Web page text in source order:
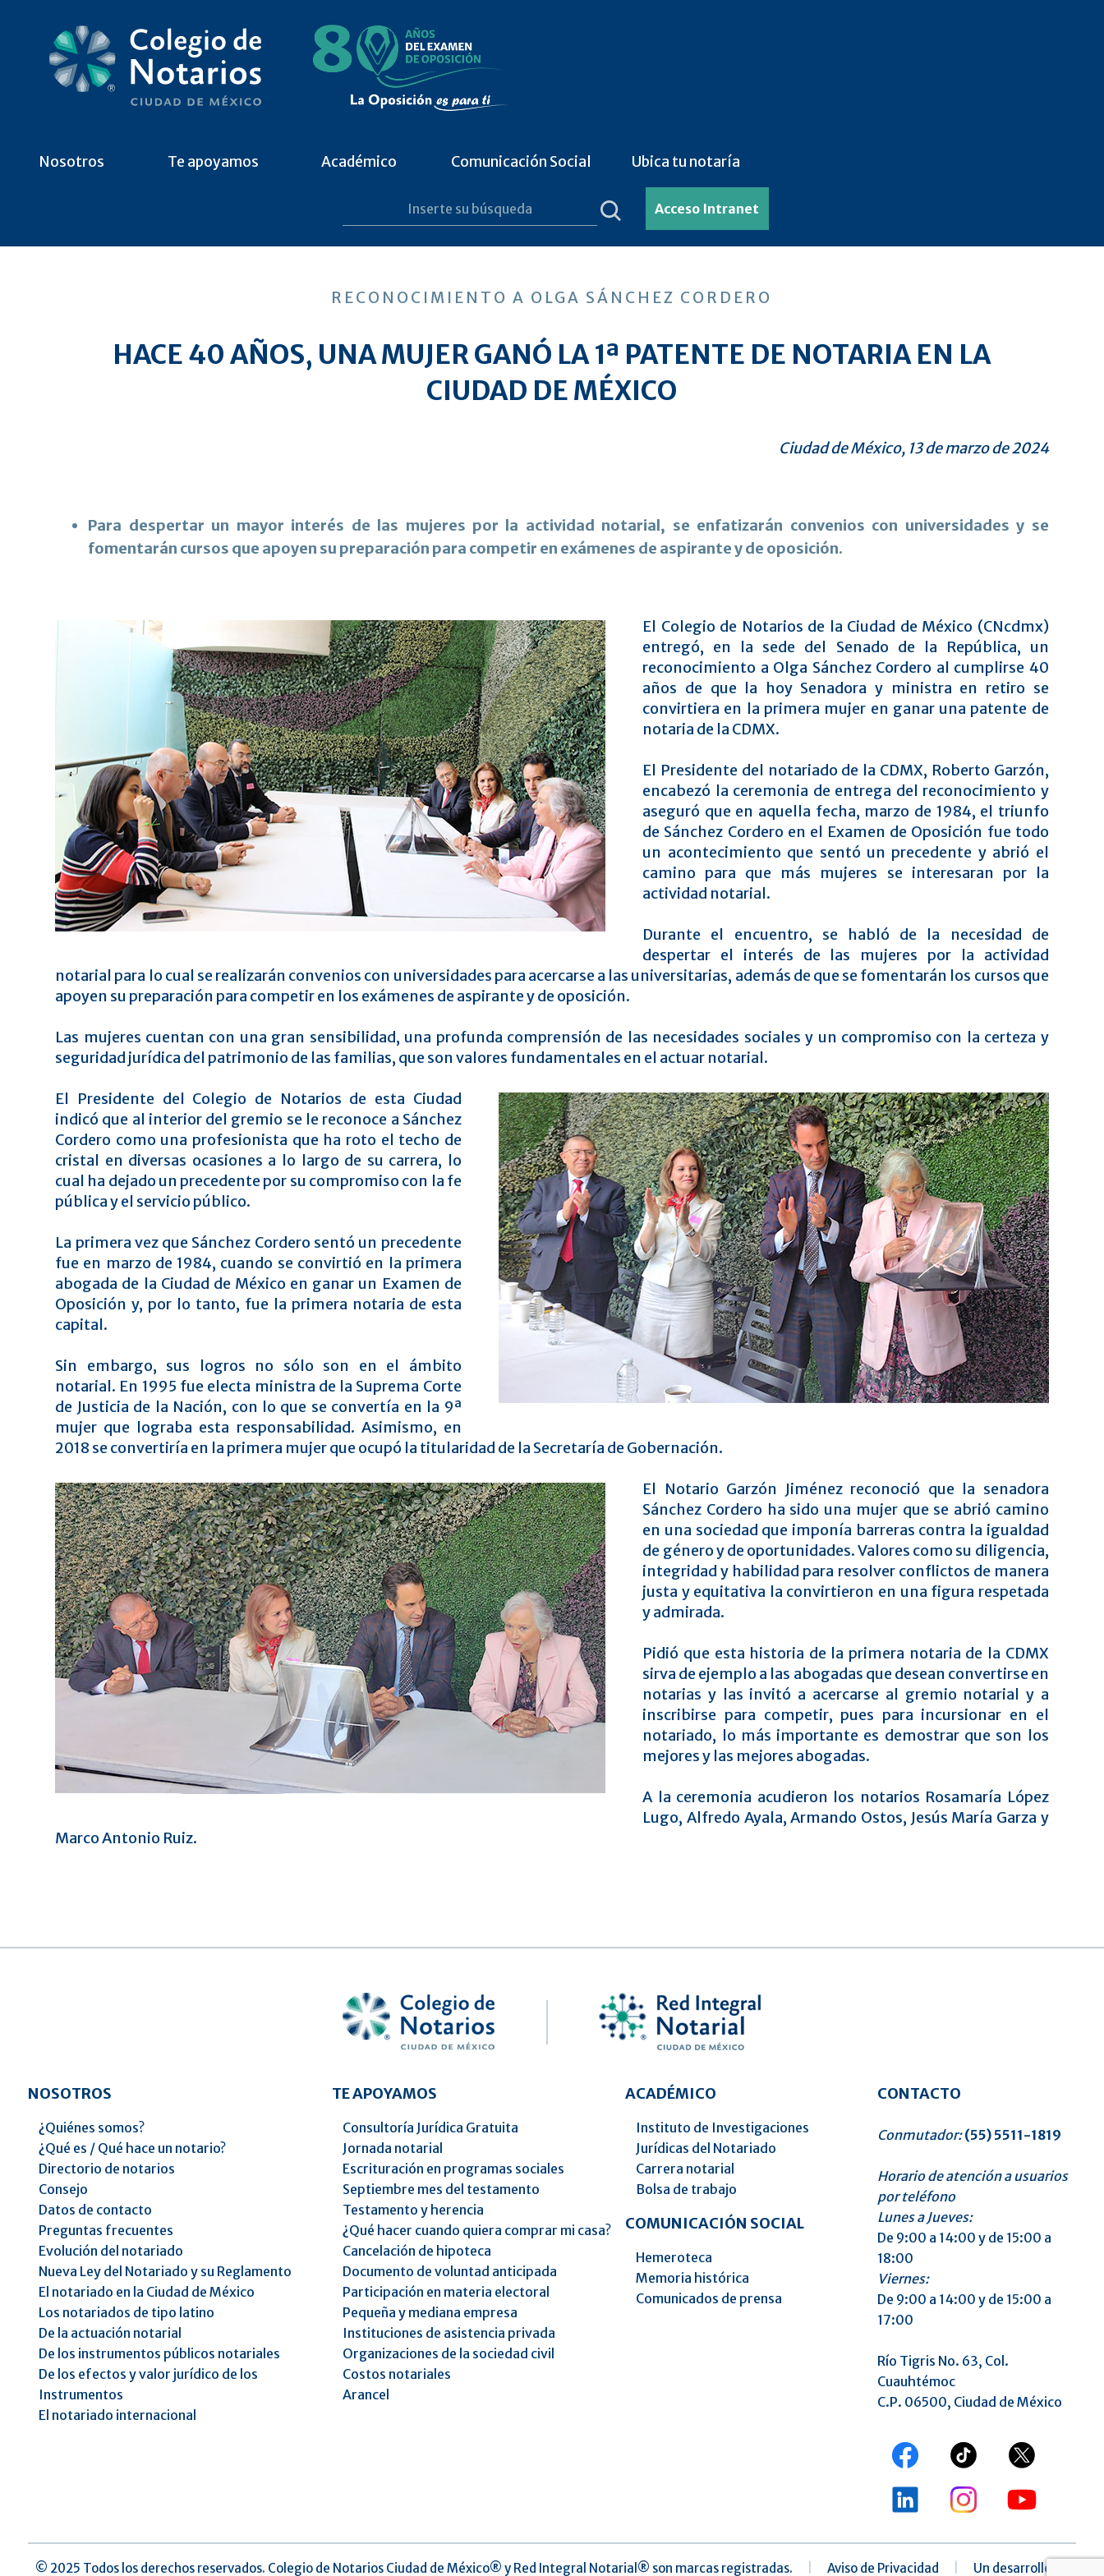
Nosotros Te apoyamos Académico Comunicación Social Ubica tu notaría
Acceso Intranet
RECONOCIMIENTO A OLGA SÁNCHEZ CORDERO
HACE 40 AÑOS, UNA MUJER GANÓ LA 1ª PATENTE DE NOTARIA EN LA
CIUDAD DE MÉXICO
Ciudad de México, 13 de marzo de 2024
Para despertar un mayor interés de las mujeres por la actividad notarial, se enfatizarán convenios con universidades y se
fomentarán cursos que apoyen su preparación para competir en exámenes de aspirante y de oposición.
El Colegio de Notarios de la Ciudad de México (CNcdmx)
entregó, en la sede del Senado de la República, un
reconocimiento a Olga Sánchez Cordero al cumplirse 40
años de que la hoy Senadora y ministra en retiro se
convirtiera en la primera mujer en ganar una patente de
notaria de la CDMX.
El Presidente del notariado de la CDMX, Roberto Garzón,
encabezó la ceremonia de entrega del reconocimiento y
aseguró que en aquella fecha, marzo de 1984, el triunfo
de Sánchez Cordero en el Examen de Oposición fue todo
un acontecimiento que sentó un precedente y abrió el
camino para que más mujeres se interesaran por la
actividad notarial.
Durante el encuentro, se habló de la necesidad de
despertar el interés de las mujeres por la actividad
notarial para lo cual se realizarán convenios con universidades para acercarse a las universitarias, además de que se fomentarán los cursos que
apoyen su preparación para competir en los exámenes de aspirante y de oposición.
Las mujeres cuentan con una gran sensibilidad, una profunda comprensión de las necesidades sociales y un compromiso con la certeza y
seguridad jurídica del patrimonio de las familias, que son valores fundamentales en el actuar notarial.
El Presidente del Colegio de Notarios de esta Ciudad
indicó que al interior del gremio se le reconoce a Sánchez
Cordero como una profesionista que ha roto el techo de
cristal en diversas ocasiones a lo largo de su carrera, lo
cual ha dejado un precedente por su compromiso con la fe
pública y el servicio público.
La primera vez que Sánchez Cordero sentó un precedente
fue en marzo de 1984, cuando se convirtió en la primera
abogada de la Ciudad de México en ganar un Examen de
Oposición y, por lo tanto, fue la primera notaria de esta
capital.
Sin embargo, sus logros no sólo son en el ámbito
notarial. En 1995 fue electa ministra de la Suprema Corte
de Justicia de la Nación, con lo que se convertía en la 9ª
mujer que lograba esta responsabilidad. Asimismo, en
2018 se convertiría en la primera mujer que ocupó la titularidad de la Secretaría de Gobernación.
El Notario Garzón Jiménez reconoció que la senadora
Sánchez Cordero ha sido una mujer que se abrió camino
en una sociedad que imponía barreras contra la igualdad
de género y de oportunidades. Valores como su diligencia,
integridad y habilidad para resolver conflictos de manera
justa y equitativa la convirtieron en una figura respetada
y admirada.
Pidió que esta historia de la primera notaria de la CDMX
sirva de ejemplo a las abogadas que desean convertirse en
notarias y las invitó a acercarse al gremio notarial y a
inscribirse para competir, pues para incursionar en el
notariado, lo más importante es demostrar que son los
mejores y las mejores abogadas.
A la ceremonia acudieron los notarios Rosamaría López
Lugo, Alfredo Ayala, Armando Ostos, Jesús María Garza y
Marco Antonio Ruiz.
NOSOTROS
¿Quiénes somos?
¿Qué es / Qué hace un notario?
Directorio de notarios
Consejo
Datos de contacto
Preguntas frecuentes
Evolución del notariado
Nueva Ley del Notariado y su Reglamento
El notariado en la Ciudad de México
Los notariados de tipo latino
De la actuación notarial
De los instrumentos públicos notariales
De los efectos y valor jurídico de los
Instrumentos
El notariado internacional
TE APOYAMOS
Consultoría Jurídica Gratuita
Jornada notarial
Escrituración en programas sociales
Septiembre mes del testamento
Testamento y herencia
¿Qué hacer cuando quiera comprar mi casa?
Cancelación de hipoteca
Documento de voluntad anticipada
Participación en materia electoral
Pequeña y mediana empresa
Instituciones de asistencia privada
Organizaciones de la sociedad civil
Costos notariales
Arancel
ACADÉMICO
Instituto de Investigaciones
Jurídicas del Notariado
Carrera notarial
Bolsa de trabajo
COMUNICACIÓN SOCIAL
Hemeroteca
Memoria histórica
Comunicados de prensa
CONTACTO
Conmutador: (55) 5511-1819
Horario de atención a usuarios
por teléfono
Lunes a Jueves:
De 9:00 a 14:00 y de 15:00 a
18:00
Viernes:
De 9:00 a 14:00 y de 15:00 a
17:00
Río Tigris No. 63, Col.
Cuauhtémoc
C.P. 06500, Ciudad de México
©️ 2025 Todos los derechos reservados. Colegio de Notarios Ciudad de México®️ y Red Integral Notarial®️ son marcas registradas. Aviso de Privacidad Un desarrollo de